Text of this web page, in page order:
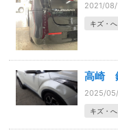
2021/08/
キズ・へ
高崎
2025/
キズ・へ